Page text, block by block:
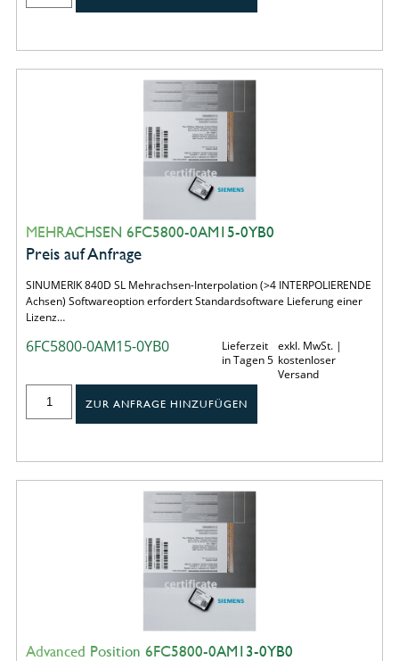
MEHRACHSEN 6FC5800-0AM15-0YB0
Preis auf Anfrage
SINUMERIK 840D SL Mehrachsen-Interpolation (>4 INTERPOLIERENDE
Achsen) Softwareoption erfordert Standardsoftware Lieferung einer
Lizenz…
6FC5800-0AM15-0YB0
Lieferzeit
in Tagen 5
exkl. MwSt. |
kostenloser
Versand
ZUR ANFRAGE HINZUFÜGEN
Advanced Position 6FC5800-0AM13-0YB0